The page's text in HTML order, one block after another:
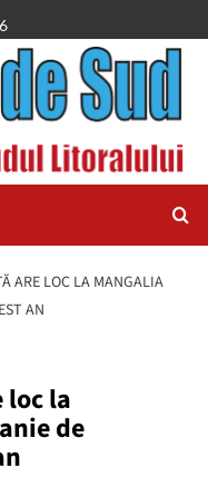
ARE LOC LA MANGALIA
AN
loc la
de